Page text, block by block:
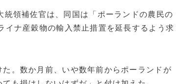
統領補佐官は、同国は「ポーランドの農民の
イナ産穀物の輸入禁止措置を延長するよう求
。数か月前、いや数年前からポーランドが